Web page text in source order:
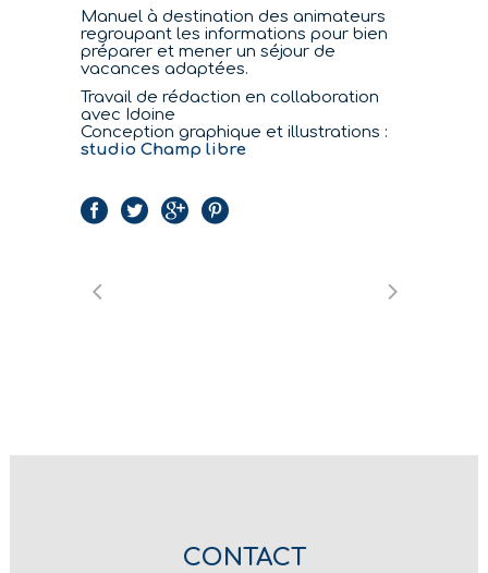
Manuel à destination des animateurs
regroupant les informations pour bien
préparer et mener un séjour de
vacances adaptées.
Travail de rédaction en collaboration
avec Idoine
Conception graphique et illustrations :
studio Champ libre
CONTACT